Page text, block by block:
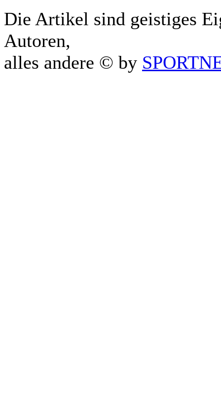
Die Artikel sind geistiges
Autoren,
alles andere © by